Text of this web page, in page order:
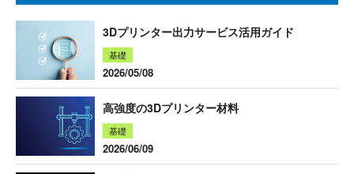
3Dプリンター出力サービス活用ガイド
基礎
2026/05/08
高強度の3Dプリンター材料
基礎
2026/06/09